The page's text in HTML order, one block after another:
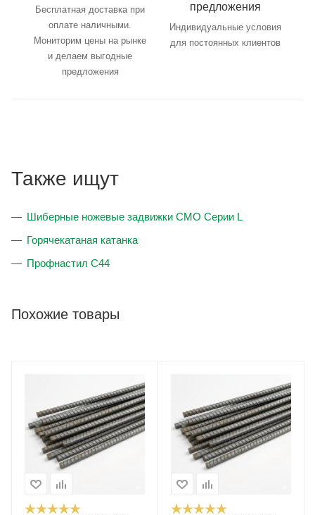
Бесплатная доставка при
оплате наличными.
Мониторим цены на рынке
и делаем выгодные
предложения
предложения
Индивидуальные условия
для постоянных клиентов
Также ищут
Шиберные ножевые задвижки CMO Серии L
Горячекатаная катанка
Профнастил С44
Похожие товары